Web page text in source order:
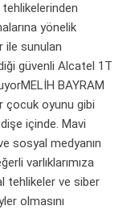
tehlikelerinden
yönelik
ile sunulan
güvenli Alcatel 1T
BAYRAM
çocuk oyunu gibi
içinde. Mavi
sosyal medyanın
varlıklarımıza
tehlikeler ve siber
olmasını